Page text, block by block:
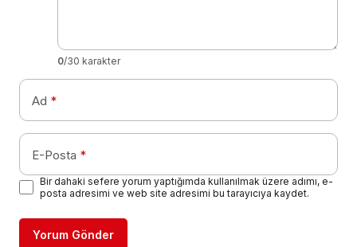
0/30 karakter
Ad *
E-Posta *
Bir dahaki sefere yorum yaptığımda kullanılmak üzere adımı, e-
posta adresimi ve web site adresimi bu tarayıcıya kaydet.
Yorum Gönder